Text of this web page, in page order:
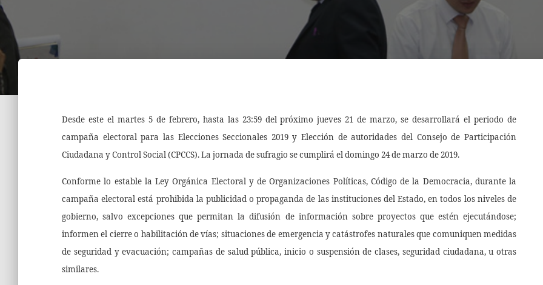
Desde este el martes 5 de febrero, hasta las 23:59 del próximo jueves 21 de marzo, se desarrollará el periodo de
campaña electoral para las Elecciones Seccionales 2019 y Elección de autoridades del Consejo de Participación
Ciudadana y Control Social (CPCCS). La jornada de sufragio se cumplirá el domingo 24 de marzo de 2019.
Conforme lo estable la Ley Orgánica Electoral y de Organizaciones Políticas, Código de la Democracia, durante la
campaña electoral está prohibida la publicidad o propaganda de las instituciones del Estado, en todos los niveles de
gobierno, salvo excepciones que permitan la difusión de información sobre proyectos que estén ejecutándose;
informen el cierre o habilitación de vías; situaciones de emergencia y catástrofes naturales que comuniquen medidas
de seguridad y evacuación; campañas de salud pública, inicio o suspensión de clases, seguridad ciudadana, u otras
similares.